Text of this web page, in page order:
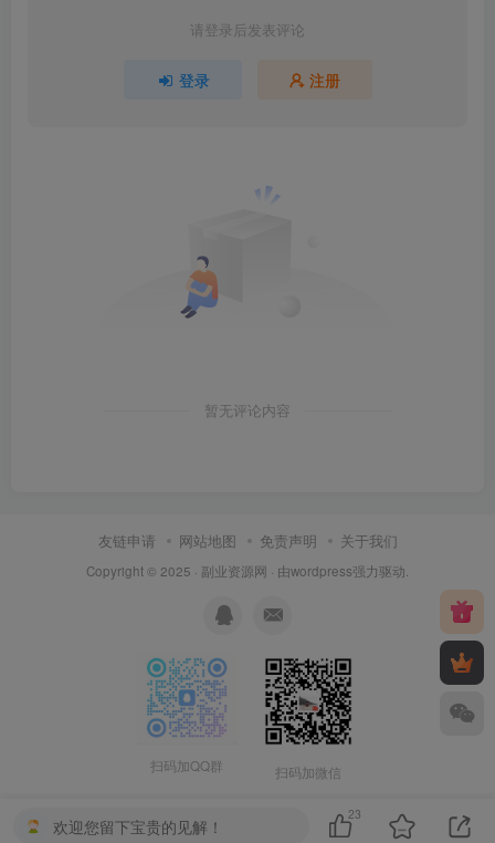
请登录后发表评论
登录 注册
暂无评论内容
友链申请 网站地图 免责声明 关于我们
Copyright © 2025 · 副业资源网 · 由wordpress强力驱动.
扫码加QQ群 扫码加微信
欢迎您留下宝贵的见解！
23